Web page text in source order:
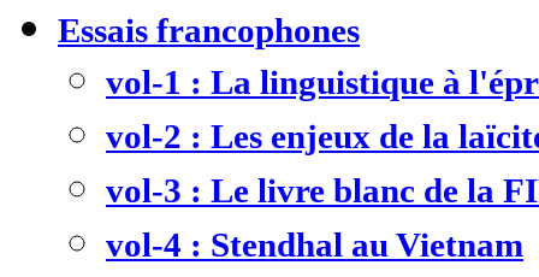
Essais francophones
vol-1 : La linguistique à
vol-2 : Les enjeux de la
vol-3 : Le livre blanc de la
vol-4 : Stendhal au Vietnam